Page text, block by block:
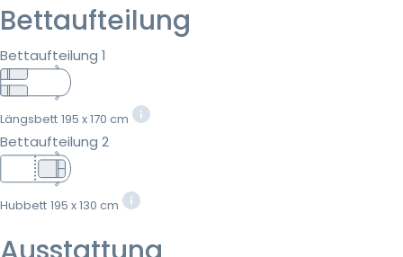
Bettaufteilung
Bettaufteilung 1
Längsbett 195 x 170 cm
Bettaufteilung 2
Hubbett 195 x 130 cm